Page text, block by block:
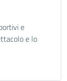
e
e lo